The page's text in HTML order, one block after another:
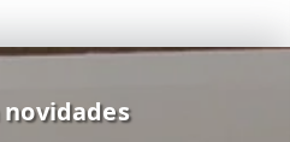
novidades